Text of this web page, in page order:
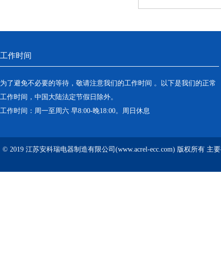
工作时间
为了避免不必要的等待，敬请注意我们的工作时间 。以下是我们的正常
工作时间，中国大陆法定节假日除外。
工作时间：周一至周六 早8:00-晚18:00。周日休息
© 2019 江苏安科瑞电器制造有限公司(www.acrel-ecc.com) 版权所有 主